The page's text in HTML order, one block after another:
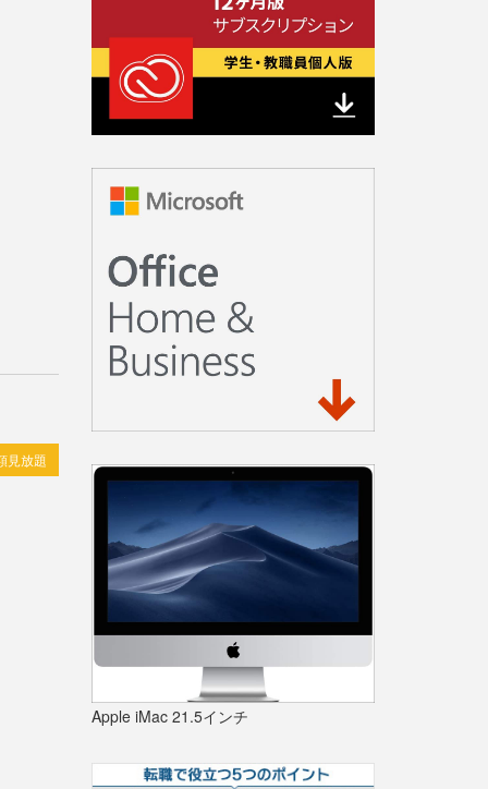
見放題
Apple iMac 21.5インチ